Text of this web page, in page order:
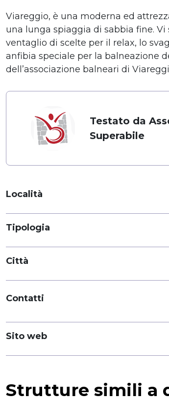
Viareggio, è una moderna ed
una lunga spiaggia di sabbia fine.
ventaglio di scelte per il relax, lo
anfibia speciale per la balneazione
dell’associazione balneari di
Testato da
Superabile
Località
Tipologia
Città
Contatti
Sito web
Strutture simili a